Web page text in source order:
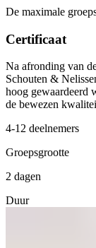
De maximale
Certificaat
Na afronding van
Schouten &
hoog gewaardeerd
de bewezen
4-12 deelnemers
Groepsgrootte
2 dagen
Duur